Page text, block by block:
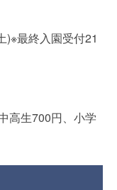
)※最終入園受付21
高生700円、小学